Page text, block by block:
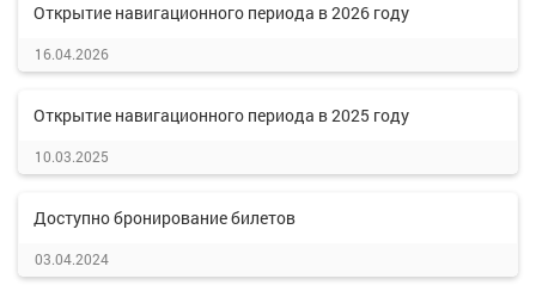
Открытие навигационного периода в 2026 году
16.04.2026
Открытие навигационного периода в 2025 году
10.03.2025
Доступно бронирование билетов
03.04.2024